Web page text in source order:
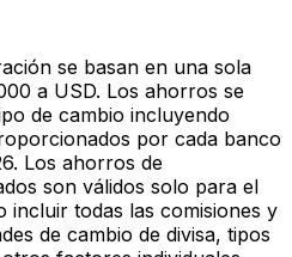
se basan en una sola
a USD. Los ahorros se
de cambio incluyendo
por cada banco
Los ahorros de
son válidos solo para el
incluir todas las comisiones y
de cambio de divisa, tipos